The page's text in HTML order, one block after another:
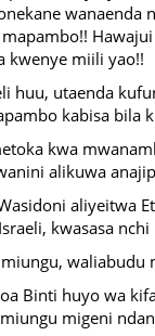
wanaenda
kwenye miili yao!!
huu, utaenda
kabisa bila
kwa
alikuwa
aliyeitwa
kwasasa
Binti huyo wa
migeni